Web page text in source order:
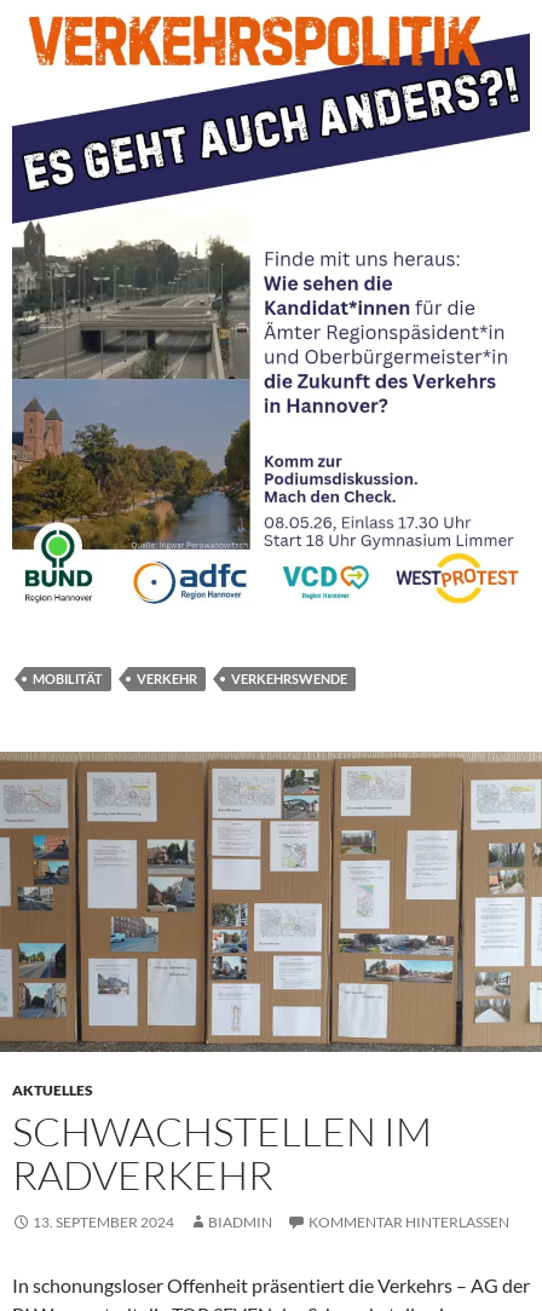
MOBILITÄT VERKEHR VERKEHRSWENDE
AKTUELLES
SCHWACHSTELLEN IM
RADVERKEHR
13. SEPTEMBER 2024 BIADMIN KOMMENTAR HINTERLASSEN
In schonungsloser Offenheit präsentiert die Verkehrs – AG der